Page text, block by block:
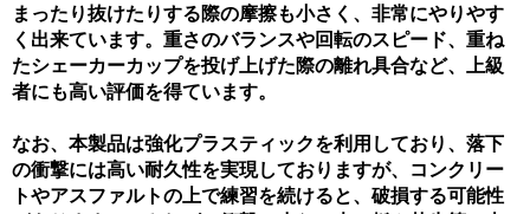
まったり抜けたりする際の摩擦も小さく、非常にやりやす
く出来ています。重さのバランスや回転のスピード、重ね
たシェーカーカップを投げ上げた際の離れ具合など、上級
者にも高い評価を得ています。
なお、本製品は強化プラスティックを利用しており、落下
の衝撃には高い耐久性を実現しておりますが、コンクリー
トやアスファルトの上で練習を続けると、破損する可能性